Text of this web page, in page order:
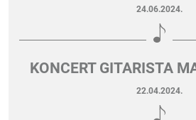
24.06.2024.
KONCERT GITARISTA
22.04.2024.